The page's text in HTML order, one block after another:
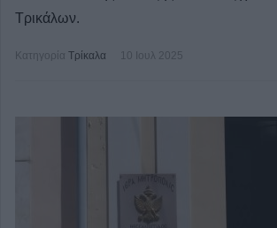
Τρικάλων.
Κατηγορία Τρίκαλα 10 Ιουλ 2025